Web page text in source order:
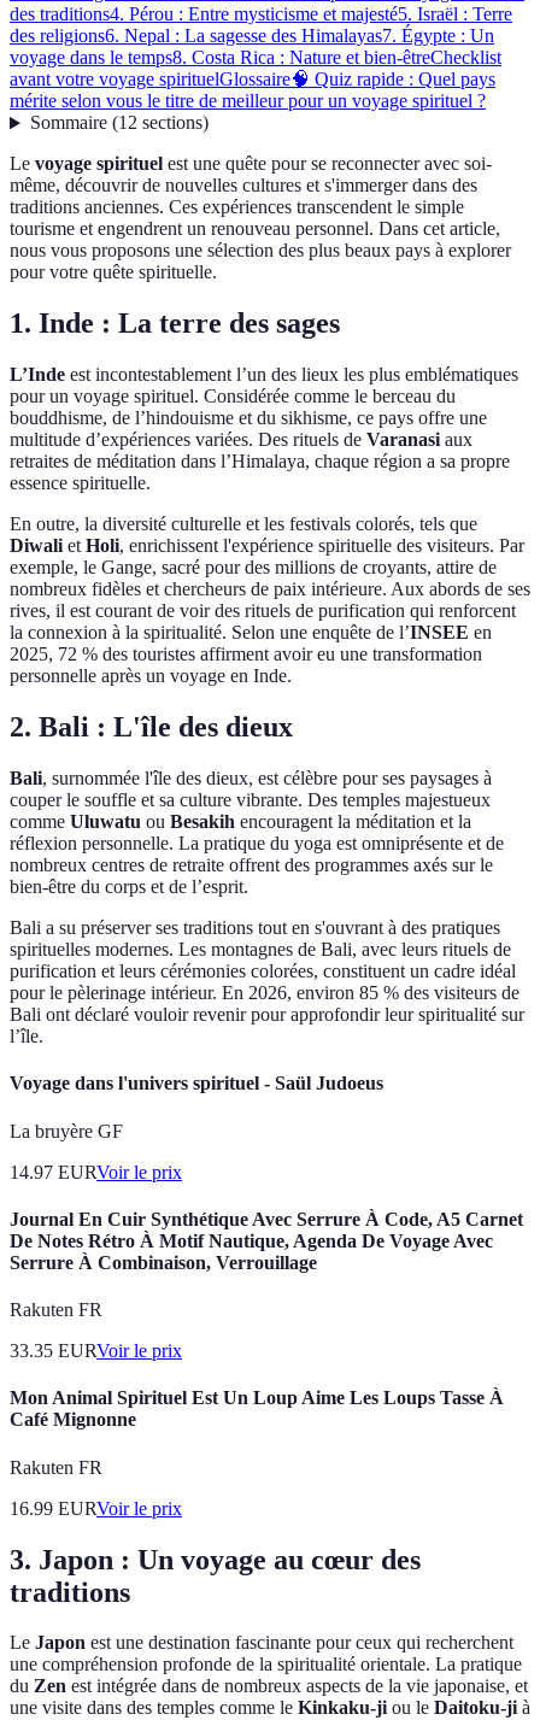
des traditions4. Pérou : Entre mysticisme et majesté5. Israël : Terre
des religions6. Nepal : La sagesse des Himalayas7. Égypte : Un
voyage dans le temps8. Costa Rica : Nature et bien-êtreChecklist
avant votre voyage spirituelGlossaire🧠 Quiz rapide : Quel pays
mérite selon vous le titre de meilleur pour un voyage spirituel ?
Sommaire(12 sections)
Le voyage spirituel est une quête pour se reconnecter avec soi-
même, découvrir de nouvelles cultures et s'immerger dans des
traditions anciennes. Ces expériences transcendent le simple
tourisme et engendrent un renouveau personnel. Dans cet article,
nous vous proposons une sélection des plus beaux pays à explorer
pour votre quête spirituelle.
1. Inde : La terre des sages
L’Inde est incontestablement l’un des lieux les plus emblématiques
pour un voyage spirituel. Considérée comme le berceau du
bouddhisme, de l’hindouisme et du sikhisme, ce pays offre une
multitude d’expériences variées. Des rituels de Varanasi aux
retraites de méditation dans l’Himalaya, chaque région a sa propre
essence spirituelle.
En outre, la diversité culturelle et les festivals colorés, tels que
Diwali et Holi, enrichissent l'expérience spirituelle des visiteurs. Par
exemple, le Gange, sacré pour des millions de croyants, attire de
nombreux fidèles et chercheurs de paix intérieure. Aux abords de ses
rives, il est courant de voir des rituels de purification qui renforcent
la connexion à la spiritualité. Selon une enquête de l’INSEE en
2025, 72 % des touristes affirment avoir eu une transformation
personnelle après un voyage en Inde.
2. Bali : L'île des dieux
Bali, surnommée l'île des dieux, est célèbre pour ses paysages à
couper le souffle et sa culture vibrante. Des temples majestueux
comme Uluwatu ou Besakih encouragent la méditation et la
réflexion personnelle. La pratique du yoga est omniprésente et de
nombreux centres de retraite offrent des programmes axés sur le
bien-être du corps et de l’esprit.
Bali a su préserver ses traditions tout en s'ouvrant à des pratiques
spirituelles modernes. Les montagnes de Bali, avec leurs rituels de
purification et leurs cérémonies colorées, constituent un cadre idéal
pour le pèlerinage intérieur. En 2026, environ 85 % des visiteurs de
Bali ont déclaré vouloir revenir pour approfondir leur spiritualité sur
l’île.
Voyage dans l'univers spirituel - Saül Judoeus
La bruyère GF
14.97 EURVoir le prix
Journal En Cuir Synthétique Avec Serrure À Code, A5 Carnet
De Notes Rétro À Motif Nautique, Agenda De Voyage Avec
Serrure À Combinaison, Verrouillage
Rakuten FR
33.35 EURVoir le prix
Mon Animal Spirituel Est Un Loup Aime Les Loups Tasse À
Café Mignonne
Rakuten FR
16.99 EURVoir le prix
3. Japon : Un voyage au cœur des
traditions
Le Japon est une destination fascinante pour ceux qui recherchent
une compréhension profonde de la spiritualité orientale. La pratique
du Zen est intégrée dans de nombreux aspects de la vie japonaise, et
une visite dans des temples comme le Kinkaku-jiou le Daitoku-jià